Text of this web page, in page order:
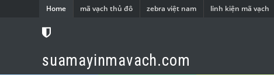
Home mã vạch thủ đô zebra việt nam linh kiện mã vạch
suamayinmavach.com